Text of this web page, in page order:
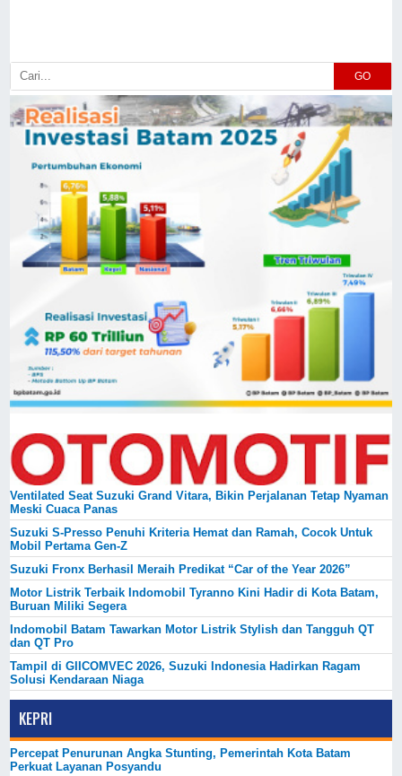
GO
Ventilated Seat Suzuki Grand Vitara, Bikin Perjalanan Tetap Nyaman
Meski Cuaca Panas
Suzuki S-Presso Penuhi Kriteria Hemat dan Ramah, Cocok Untuk
Mobil Pertama Gen-Z
Suzuki Fronx Berhasil Meraih Predikat “Car of the Year 2026”
Motor Listrik Terbaik Indomobil Tyranno Kini Hadir di Kota Batam,
Buruan Miliki Segera
Indomobil Batam Tawarkan Motor Listrik Stylish dan Tangguh QT
dan QT Pro
Tampil di GIICOMVEC 2026, Suzuki Indonesia Hadirkan Ragam
Solusi Kendaraan Niaga
KEPRI
Percepat Penurunan Angka Stunting, Pemerintah Kota Batam
Perkuat Layanan Posyandu